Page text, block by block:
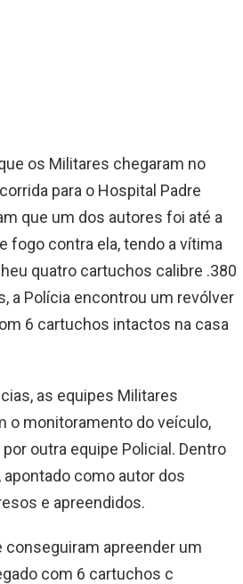
os Militares chegaram no
para o Hospital Padre
que um dos autores foi até a
fogo contra ela, tendo a vítima
quatro cartuchos calibre .380
a Polícia encontrou um revólver
6 cartuchos intactos na casa
as equipes Militares
o monitoramento do veículo,
outra equipe Policial. Dentro
como autor dos
e apreendidos.
conseguiram apreender um
com 6 cartuchos c